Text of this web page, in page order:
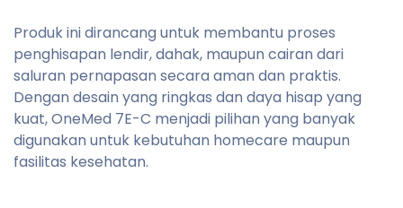
Produk ini dirancang untuk membantu proses
penghisapan lendir, dahak, maupun cairan dari
saluran pernapasan secara aman dan praktis.
Dengan desain yang ringkas dan daya hisap yang
kuat, OneMed 7E-C menjadi pilihan yang banyak
digunakan untuk kebutuhan homecare maupun
fasilitas kesehatan.